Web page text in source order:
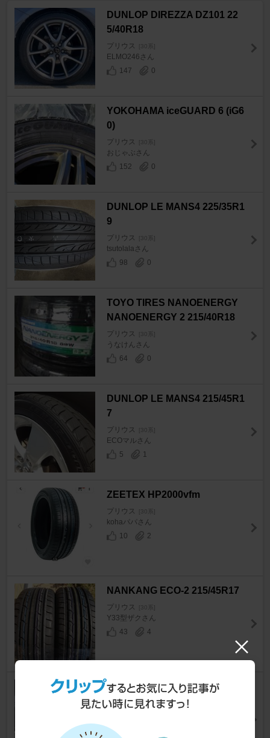
DUNLOP DIREZZA DZ101 22
5/40R18
プリウス [30系]
ELMO246さん
147
0
YOKOHAMA iceGUARD 6 (iG6
0)
プリウス [30系]
おじゃぶさん
152
0
DUNLOP LE MANS4 225/35R1
9
プリウス [30系]
tsutolalaさん
98
0
TOYO TIRES NANOENERGY
NANOENERGY 2 215/40R18
プリウス [30系]
うなけんさん
64
0
DUNLOP LE MANS4 215/45R1
7
プリウス [30系]
ECOマルさん
5
1
ZEETEX HP2000vfm
プリウス [30系]
kohaパパさん
10
2
NANKANG ECO-2 215/45R17
プリウス [30系]
Y33型ザクさん
43
4
NANKANG ECONEX ECO-2+
?215/45R17
t@krymさん